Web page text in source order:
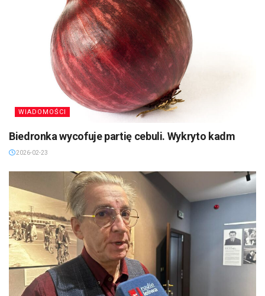
WIADOMOŚCI
Biedronka wycofuje partię cebuli. Wykryto kadm
2026-02-23